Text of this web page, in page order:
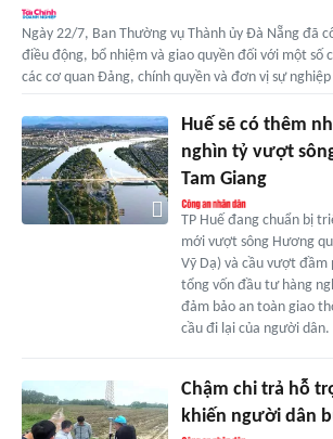
Ngày 22/7, Ban Thường vụ Thành ủy Đà Nẵng đã
điều động, bổ nhiệm và giao quyền đối với một số
các cơ quan Đảng, chính quyền và đơn vị sự
Huế sẽ có thêm
nghìn tỷ vượt
Tam Giang
TP Huế đang chuẩn bị
mới vượt sông Hương
Vỹ Dạ) và cầu vượt đầm
tổng vốn đầu tư hàng
đảm bảo an toàn giao
cầu đi lại của người dân.
Chậm chi trả hỗ
khiến người dân